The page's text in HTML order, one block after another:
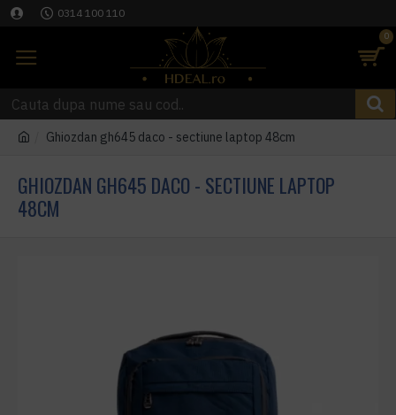
0314 100 110
0
Ghiozdan gh645 daco - sectiune laptop 48cm
GHIOZDAN GH645 DACO - SECTIUNE LAPTOP
48CM